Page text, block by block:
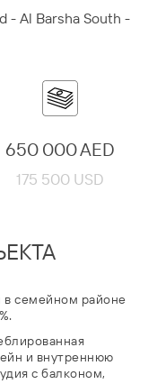
- Al Barsha South -
650 000 AED
175 500 USD
в семейном районе
и внутреннюю
с балконом,